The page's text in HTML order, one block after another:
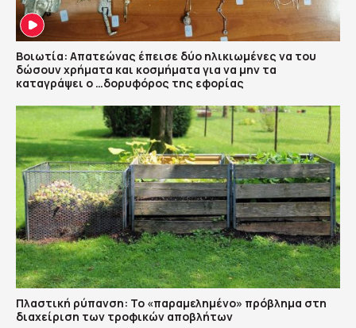
Βοιωτία: Απατεώνας έπεισε δύο ηλικιωμένες να του
δώσουν χρήματα και κοσμήματα για να μην τα
καταγράψει ο …δορυφόρος της εφορίας
Πλαστική ρύπανση: Το «παραμελημένο» πρόβλημα στη
διαχείριση των τροφικών αποβλήτων